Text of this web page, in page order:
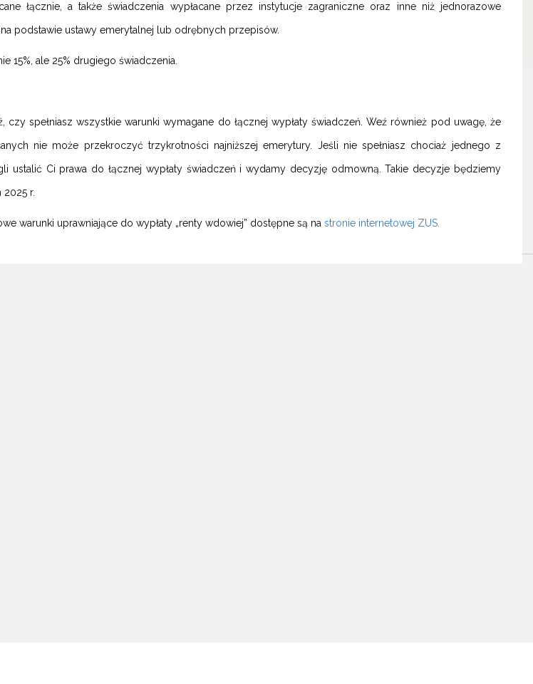
łącznie, a także świadczenia wypłacane przez instytucje zagraniczne oraz inne niż jednorazowe
podstawie ustawy emerytalnej lub odrębnych przepisów.
15%, ale 25% drugiego świadczenia.
czy spełniasz wszystkie warunki wymagane do łącznej wypłaty świadczeń. Weź również pod uwagę, że
nie może przekroczyć trzykrotności najniższej emerytury. Jeśli nie spełniasz chociaż jednego z
ustalić Ci prawa do łącznej wypłaty świadczeń i wydamy decyzję odmowną. Takie decyzje będziemy
r.
warunki uprawniające do wypłaty „renty wdowiej” dostępne są na stronie internetowej ZUS.